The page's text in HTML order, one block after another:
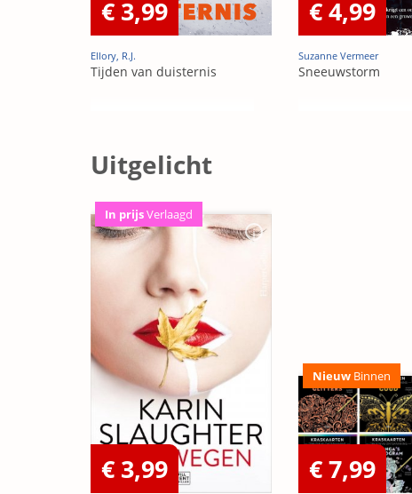
€ 3,99
Ellory, R.J.
Tijden van duisternis
€ 4,99
Suzanne Vermeer
Sneeuwstorm
Uitgelicht
In prijsVerlaagd
€ 3,99
Nieuw Binnen
€ 7,99